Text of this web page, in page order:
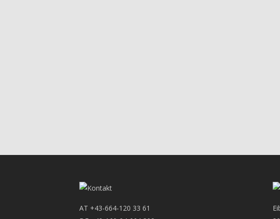
AT +43-664-120 33 61